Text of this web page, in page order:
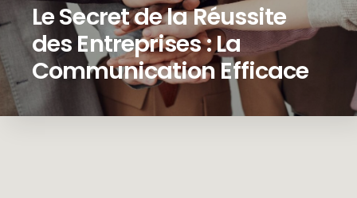
Le Secret de la Réussite
des Entreprises : La
Communication Efficace